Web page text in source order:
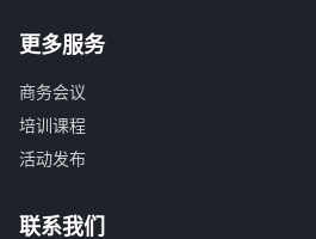
更多服务
商务会议
培训课程
活动发布
联系我们